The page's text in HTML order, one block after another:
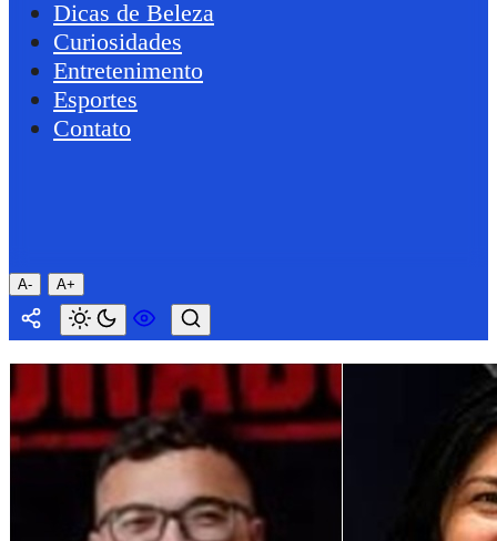
Dicas de Beleza
Curiosidades
Entretenimento
Esportes
Contato
A- A+